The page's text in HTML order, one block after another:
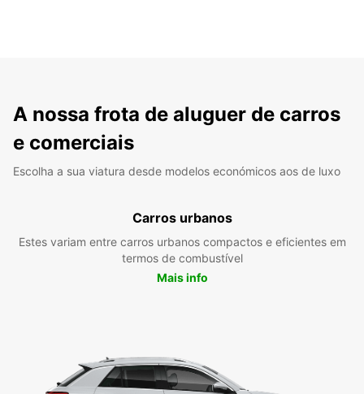
A nossa frota de aluguer de carros
e comerciais
Escolha a sua viatura desde modelos económicos aos de luxo
Carros urbanos
Estes variam entre carros urbanos compactos e eficientes em
termos de combustível
Mais info